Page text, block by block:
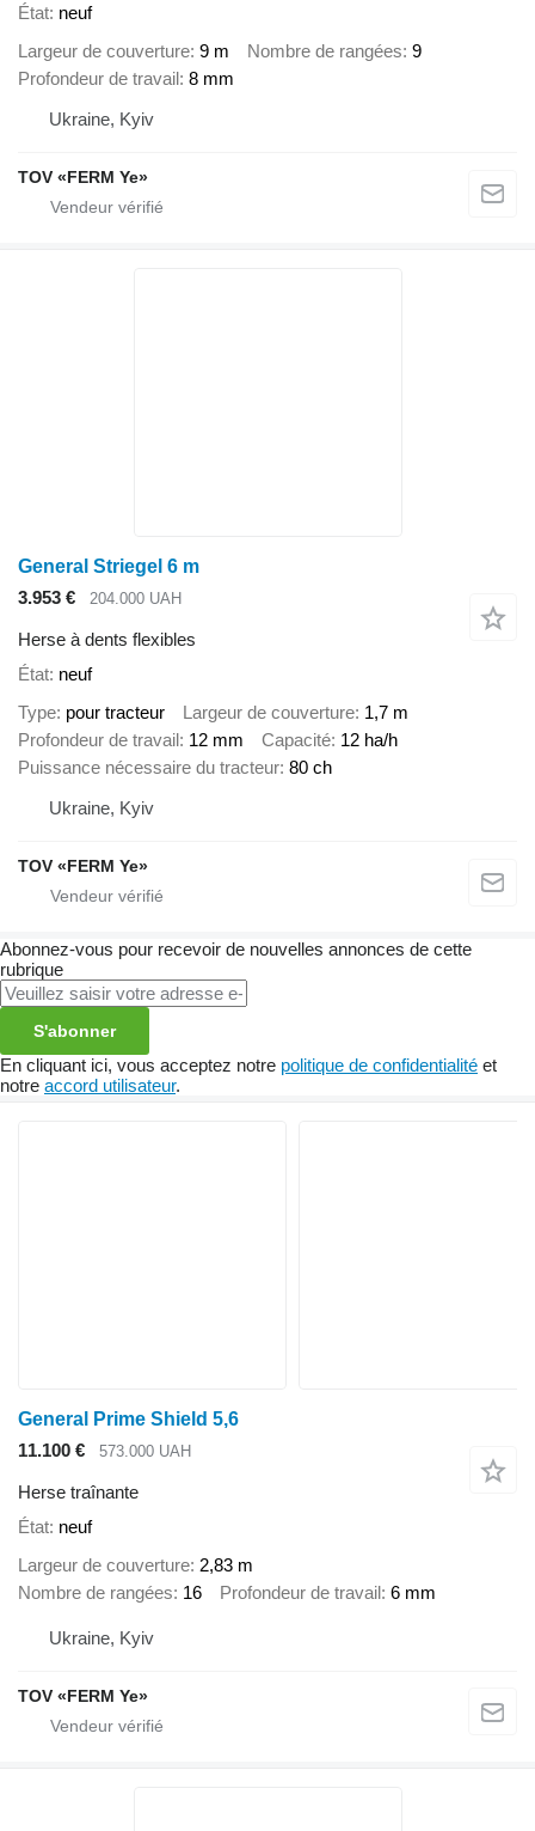
État neuf
Largeur de couverture 9 m Nombre de rangées 9
Profondeur de travail 8 mm
Ukraine, Kyiv
TOV «FERM Ye»
General Striegel 6 m
3.953 €
204.000 UAH
Herse à dents flexibles
État neuf
Type pour tracteur Largeur de couverture 1,7 m
Profondeur de travail 12 mm Capacité 12 ha/h
Puissance nécessaire du tracteur 80 ch
Ukraine, Kyiv
TOV «FERM Ye»
Abonnez-vous pour recevoir de nouvelles annonces de cette
rubrique
S'abonner
En cliquant ici, vous acceptez notre politique de confidentialité et
notre accord utilisateur.
General Prime Shield 5,6
11.100 €
573.000 UAH
Herse traînante
État neuf
Largeur de couverture 2,83 m
Nombre de rangées 16 Profondeur de travail 6 mm
Ukraine, Kyiv
TOV «FERM Ye»